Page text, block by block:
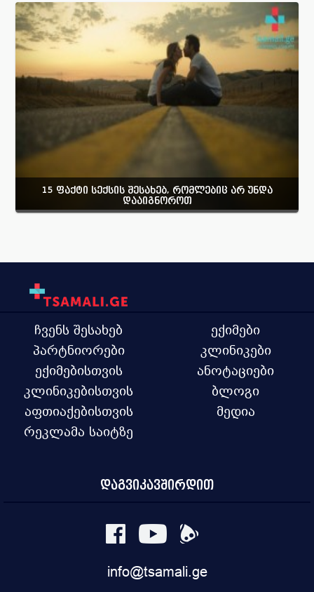
15 ფაქტი სექსის შესახებ, რომლებიც არ უნდა
დააიგნოროთ
ჩვენს შესახებ
პარტნიორები
ექიმებისთვის
კლინიკებისთვის
აფთიაქებისთვის
რეკლამა საიტზე
ექიმები
კლინიკები
ანოტაციები
ბლოგი
მედია
დაგვიკავშირდით
info@tsamali.ge